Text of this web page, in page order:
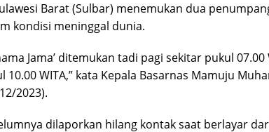
Barat (Sulbar) menemukan dua
kondisi meninggal dunia.
Jama’ ditemukan tadi pagi sekitar pukul 07.00
10.00 WITA,” kata Kepala Basarnas Mamuju
2023).
dilaporkan hilang kontak saat berlayar